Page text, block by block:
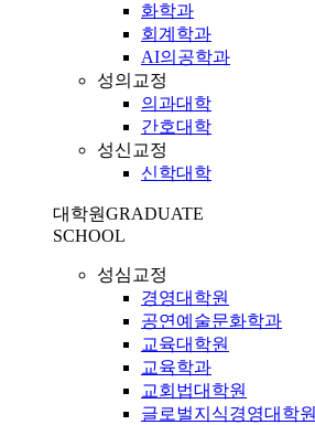
화학과
회계학과
AI의공학과
성의교정
의과대학
간호대학
성신교정
신학대학
대학원GRADUATE
SCHOOL
성심교정
경영대학원
공연예술문화학과
교육대학원
교육학과
교회법대학원
글로벌지식경영대학원